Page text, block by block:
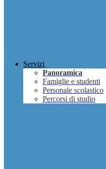
Servizi
Panoramica
Famiglie e studenti
Personale scolastico
Percorsi di studio